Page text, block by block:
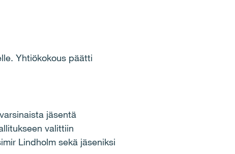
Yhtiökokous päätti
jäsentä
valittiin
Lindholm sekä jäseniksi